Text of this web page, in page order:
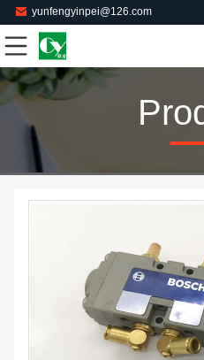
yunfengyinpei@126.com